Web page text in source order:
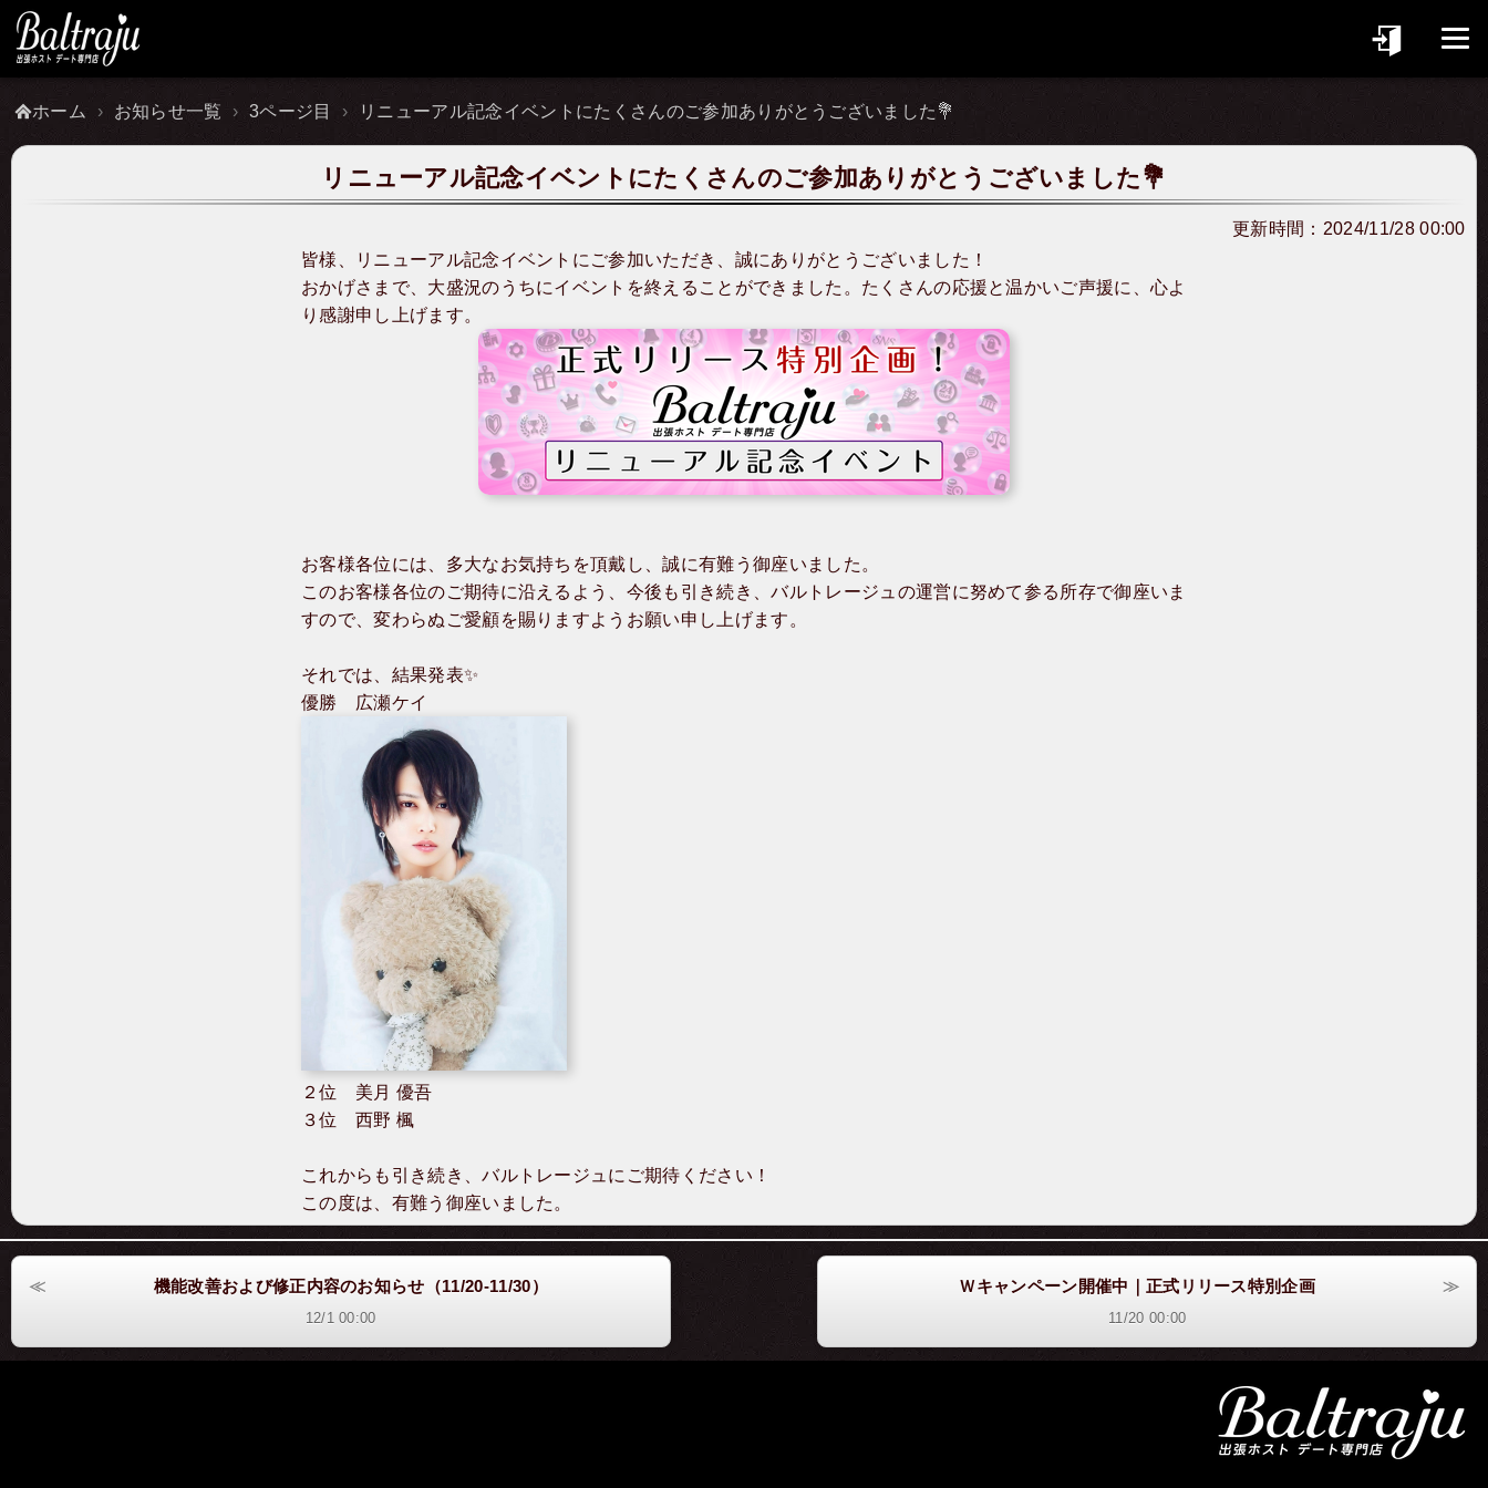
ホーム お知らせ一覧 3ページ目 リニューアル記念イベントにたくさんのご参加ありがとうございました💐
リニューアル記念イベントにたくさんのご参加ありがとうございました💐
更新時間： 2024/11/28 00:00
皆様、リニューアル記念イベントにご参加いただき、誠にありがとうございました！
おかげさまで、大盛況のうちにイベントを終えることができました。たくさんの応援と温かいご声援に、心よ
り感謝申し上げます。
お客様各位には、多大なお気持ちを頂戴し、誠に有難う御座いました。
このお客様各位のご期待に沿えるよう、今後も引き続き、バルトレージュの運営に努めて参る所存で御座いま
すので、変わらぬご愛顧を賜りますようお願い申し上げます。
それでは、結果発表✨
優勝 広瀬ケイ
２位 美月 優吾
３位 西野 楓
これからも引き続き、バルトレージュにご期待ください！
この度は、有難う御座いました。
機能改善および修正内容のお知らせ（11/20-11/30）
12/1 00:00
Ｗキャンペーン開催中｜正式リリース特別企画
11/20 00:00